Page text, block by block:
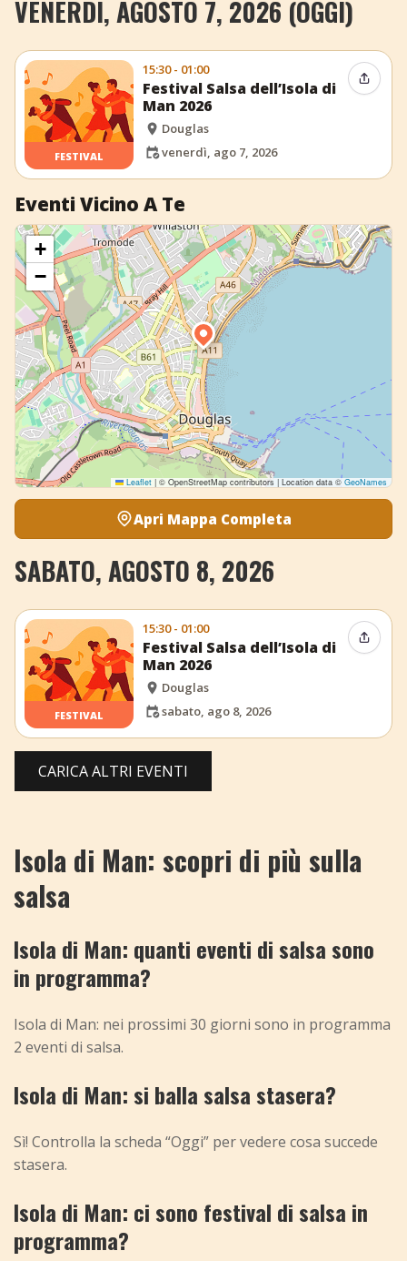
+ Aggiungi evento
VENERDÌ, AGOSTO 7, 2026 (OGGI)
FESTIVAL
15:30 - 01:00
Festival Salsa dell’Isola di
Man 2026
Douglas
venerdì, ago 7, 2026
Eventi Vicino A Te
+
−
Leaflet |© OpenStreetMap contributors | Location data ©GeoNames
Apri Mappa Completa
SABATO, AGOSTO 8, 2026
FESTIVAL
15:30 - 01:00
Festival Salsa dell’Isola di
Man 2026
Douglas
sabato, ago 8, 2026
CARICA ALTRI EVENTI
Isola di Man: scopri di più sulla
salsa
Isola di Man: quanti eventi di salsa sono
in programma?
Isola di Man: nei prossimi 30 giorni sono in programma
2 eventi di salsa.
Isola di Man: si balla salsa stasera?
Sì! Controlla la scheda “Oggi” per vedere cosa succede
stasera.
Isola di Man: ci sono festival di salsa in
programma?